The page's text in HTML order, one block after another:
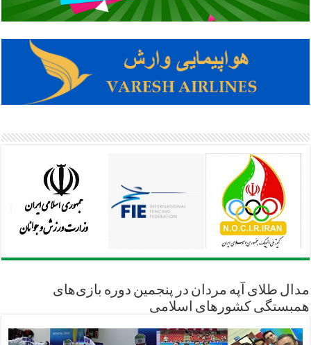
مدال طلای آپه مردان در پنجمین دوره بازی‌های
همبستگی کشورهای اسلامی